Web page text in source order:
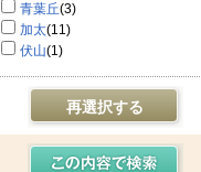
青葉丘(3)
加太(11)
伏山(1)
再選択する